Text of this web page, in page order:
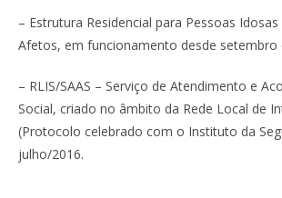
– Estrutura Residencial para Pessoas Idosas
Afetos, em funcionamento desde setembro
– RLIS/SAAS – Serviço de Atendimento e
Social, criado no âmbito da Rede Local de
(Protocolo celebrado com o Instituto da
julho/2016.